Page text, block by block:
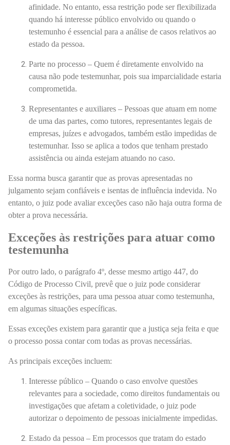
afinidade. No entanto, essa restrição pode ser flexibilizada
quando há interesse público envolvido ou quando o
testemunho é essencial para a análise de casos relativos ao
estado da pessoa.
Parte no processo – Quem é diretamente envolvido na
causa não pode testemunhar, pois sua imparcialidade estaria
comprometida.
Representantes e auxiliares – Pessoas que atuam em nome
de uma das partes, como tutores, representantes legais de
empresas, juízes e advogados, também estão impedidas de
testemunhar. Isso se aplica a todos que tenham prestado
assistência ou ainda estejam atuando no caso.
Essa norma busca garantir que as provas apresentadas no
julgamento sejam confiáveis e isentas de influência indevida. No
entanto, o juiz pode avaliar exceções caso não haja outra forma de
obter a prova necessária.
Exceções às restrições para atuar como
testemunha
Por outro lado, o parágrafo 4º, desse mesmo artigo 447, do
Código de Processo Civil, prevê que o juiz pode considerar
exceções às restrições, para uma pessoa atuar como testemunha,
em algumas situações específicas.
Essas exceções existem para garantir que a justiça seja feita e que
o processo possa contar com todas as provas necessárias.
As principais exceções incluem:
Interesse público – Quando o caso envolve questões
relevantes para a sociedade, como direitos fundamentais ou
investigações que afetam a coletividade, o juiz pode
autorizar o depoimento de pessoas inicialmente impedidas.
Estado da pessoa – Em processos que tratam do estado